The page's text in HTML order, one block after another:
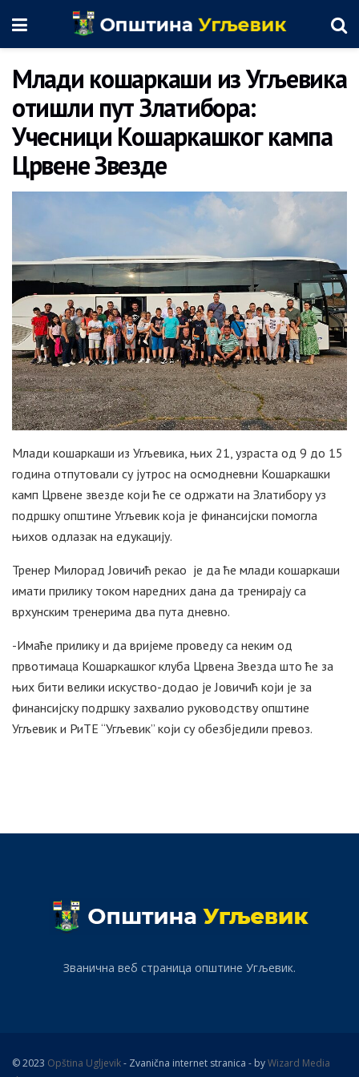
Млади кошаркаши из Угљевика
отишли пут Златибора:
Учесници Кошаркашког кампа
Црвене Звезде
Млади кошаркаши из Угљевика, њих 21, узраста од 9 до 15
година отпутовали су јутрос на осмодневни Кошаркашки
камп Црвене звезде који ће се одржати на Златибору уз
подршку општине Угљевик која је финансијски помогла
њихов одлазак на едукацију.
Тренер Милорад Јовичић рекао је да ће млади кошаркаши
имати прилику током наредних дана да тренирају са
врхунским тренерима два пута дневно.
-Имаће прилику и да вријеме проведу са неким од
првотимаца Кошаркашког клуба Црвена Звезда што ће за
њих бити велики искуство-додао је Јовичић који је за
финансијску подршку захвалио руководству општине
Угљевик и РиТЕ “Угљевик” који су обезбједили превоз.
Званична веб страница општине Угљевик.
© 2023 Opština Ugljevik- Zvanična internet stranica - byWizard Media